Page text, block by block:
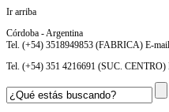
Ir arriba
Córdoba - Argentina
Tel. (+54) 3518949853 (FABRICA) E-
Tel. (+54) 351 4216691 (SUC. CENTRO)